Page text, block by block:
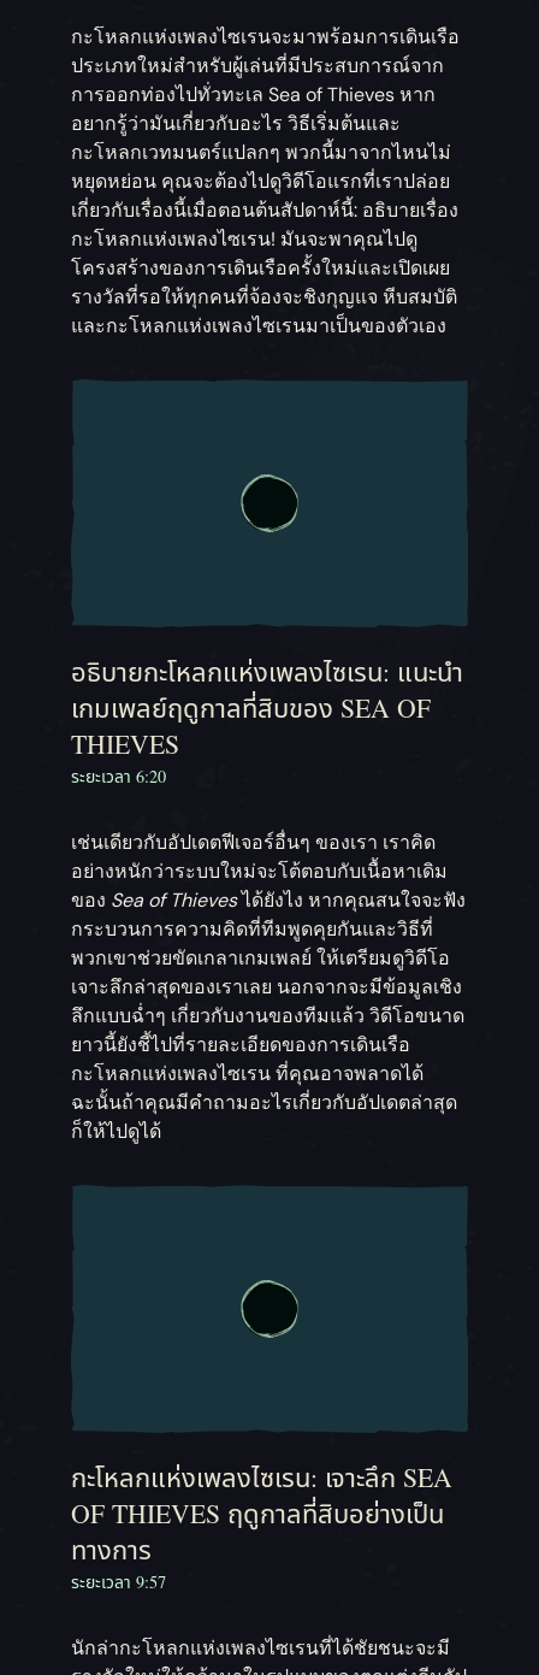
กะโหลกแห่งเพลงไซเรนจะมาพร้อมการเดินเรือ
ประเภทใหม่สำหรับผู้เล่นที่มีประสบการณ์จาก
การออกท่องไปทั่วทะเล Sea of Thieves หาก
อยากรู้ว่ามันเกี่ยวกับอะไร วิธีเริ่มต้นและ
กะโหลกเวทมนตร์แปลกๆ พวกนี้มาจากไหนไม่
หยุดหย่อน คุณจะต้องไปดูวิดีโอแรกที่เราปล่อย
เกี่ยวกับเรื่องนี้เมื่อตอนต้นสัปดาห์นี้: อธิบายเรื่อง
กะโหลกแห่งเพลงไซเรน! มันจะพาคุณไปดู
โครงสร้างของการเดินเรือครั้งใหม่และเปิดเผย
รางวัลที่รอให้ทุกคนที่จ้องจะชิงกุญแจ หีบสมบัติ
และกะโหลกแห่งเพลงไซเรนมาเป็นของตัวเอง
อธิบายกะโหลกแห่งเพลงไซเรน: แนะนำ
เกมเพลย์ฤดูกาลที่สิบของ SEA OF
THIEVES
ระยะเวลา 6:20
เช่นเดียวกับอัปเดตฟีเจอร์อื่นๆ ของเรา เราคิด
อย่างหนักว่าระบบใหม่จะโต้ตอบกับเนื้อหาเดิม
ของ Sea of Thievesได้ยังไง หากคุณสนใจจะฟัง
กระบวนการความคิดที่ทีมพูดคุยกันและวิธีที่
พวกเขาช่วยขัดเกลาเกมเพลย์ ให้เตรียมดูวิดีโอ
เจาะลึกล่าสุดของเราเลย นอกจากจะมีข้อมูลเชิง
ลึกแบบฉ่ำๆ เกี่ยวกับงานของทีมแล้ว วิดีโอขนาด
ยาวนี้ยังชี้ไปที่รายละเอียดของการเดินเรือ
กะโหลกแห่งเพลงไซเรน ที่คุณอาจพลาดได้
ฉะนั้นถ้าคุณมีคำถามอะไรเกี่ยวกับอัปเดตล่าสุด
ก็ให้ไปดูได้
กะโหลกแห่งเพลงไซเรน: เจาะลึก SEA
OF THIEVES ฤดูกาลที่สิบอย่างเป็น
ทางการ
ระยะเวลา 9:57
นักล่ากะโหลกแห่งเพลงไซเรนที่ได้ชัยชนะจะมี